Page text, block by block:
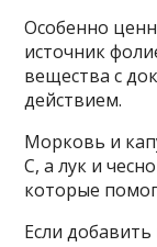
Особенно
источник
вещества с
действием.
Морковь и
C, а лук и
которые
Если